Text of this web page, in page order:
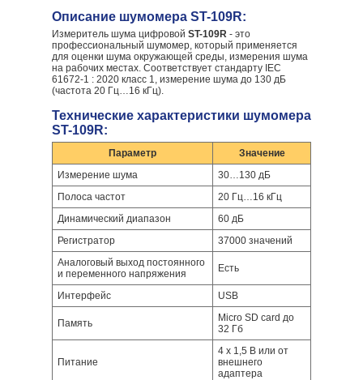
Описание шумомера ST-109R:
Измеритель шума цифровой ST-109R - это
профессиональный шумомер, который применяется
для оценки шума окружающей среды, измерения шума
на рабочих местах. Соответствует стандарту IEC
61672-1 : 2020 класс 1, измерение шума до 130 дБ
(частота 20 Гц…16 кГц).
Технические характеристики шумомера
ST-109R:
Параметр
Значение
Измерение шума
30…130 дБ
Полоса частот
20 Гц…16 кГц
Динамический диапазон
60 дБ
Регистратор
37000 значений
Аналоговый выход постоянного
и переменного напряжения
Есть
Интерфейс USB
Память
Micro SD card до
32 Гб
Питание
4 х 1,5 В или от
внешнего
адаптера